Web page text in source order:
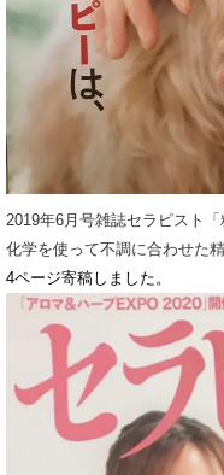
2019年6月号雑誌セラピスト
化学を使って不調に合わせた精
4ページ寄稿しました。